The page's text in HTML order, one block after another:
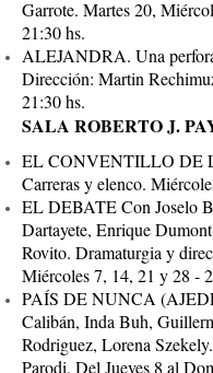
Garrote. Martes 20,
21:30 hs.
ALEJANDRA. Una
Dirección: Martin
21:30 hs.
SALA ROBERTO J.
EL CONVENTILLO DE
Carreras y elenco.
EL DEBATE Con Joselo
Dartayete, Enrique
Rovito. Dramaturgia y
Miércoles 7, 14, 21 y 28 -
PAÍS DE NUNCA
Calibán, Inda Buh,
Rodriguez, Lorena
Parodi. Del Jueves 8 al